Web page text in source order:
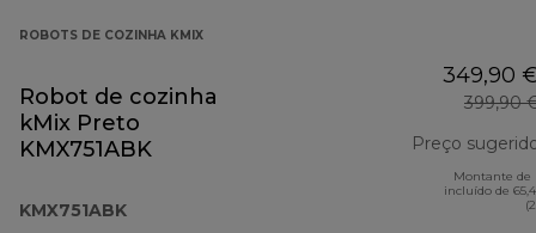
ROBOTS DE COZINHA KMIX
Robot de cozinha
kMix Preto
KMX751ABK
KMX751ABK
349,90
399,90
Preço
Montante de
incluído de